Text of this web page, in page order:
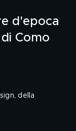
d'epoca
Como
della